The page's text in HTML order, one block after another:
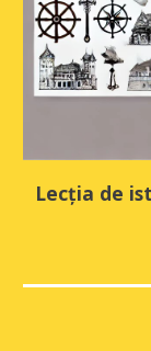
Lecția de